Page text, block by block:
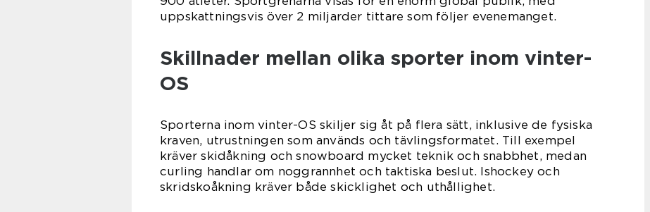
uppskattningsvis över 2 miljarder tittare som följer evenemanget.
Skillnader mellan olika sporter inom vinter-
OS
Sporterna inom vinter-OS skiljer sig åt på flera sätt, inklusive de fysiska
kraven, utrustningen som används och tävlingsformatet. Till exempel
kräver skidåkning och snowboard mycket teknik och snabbhet, medan
curling handlar om noggrannhet och taktiska beslut. Ishockey och
skridskoåkning kräver både skicklighet och uthållighet.